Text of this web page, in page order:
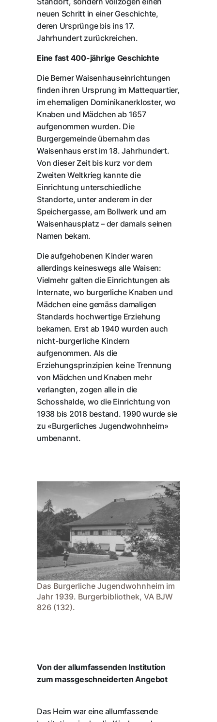
neuen Schritt in einer Geschichte,
deren Ursprünge bis ins 17.
Jahrhundert zurückreichen.
Eine fast 400-jährige Geschichte
Die Berner Waisenhauseinrichtungen
finden ihren Ursprung im Mattequartier,
im ehemaligen Dominikanerkloster, wo
Knaben und Mädchen ab 1657
aufgenommen wurden. Die
Burgergemeinde übernahm das
Waisenhaus erst im 18. Jahrhundert.
Von dieser Zeit bis kurz vor dem
Zweiten Weltkrieg kannte die
Einrichtung unterschiedliche
Standorte, unter anderem in der
Speichergasse, am Bollwerk und am
Waisenhausplatz – der damals seinen
Namen bekam.
Die aufgehobenen Kinder waren
allerdings keineswegs alle Waisen:
Vielmehr galten die Einrichtungen als
Internate, wo burgerliche Knaben und
Mädchen eine gemäss damaligen
Standards hochwertige Erziehung
bekamen. Erst ab 1940 wurden auch
nicht-burgerliche Kindern
aufgenommen. Als die
Erziehungsprinzipien keine Trennung
von Mädchen und Knaben mehr
verlangten, zogen alle in die
Schosshalde, wo die Einrichtung von
1938 bis 2018 bestand. 1990 wurde sie
zu «Burgerliches Jugendwohnheim»
umbenannt.
Das Burgerliche Jugendwohnheim im
Jahr 1939. Burgerbibliothek, VA BJW
826 (132).
Von der allumfassenden Institution
zum massgeschneiderten Angebot
Das Heim war eine allumfassende